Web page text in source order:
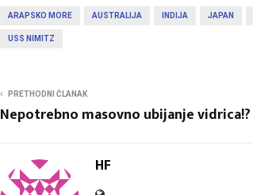
ARAPSKO MORE AUSTRALIJA INDIJA JAPAN
USS NIMITZ
PRETHODNI ČLANAK
Nepotrebno masovno ubijanje vidrica!?
HF